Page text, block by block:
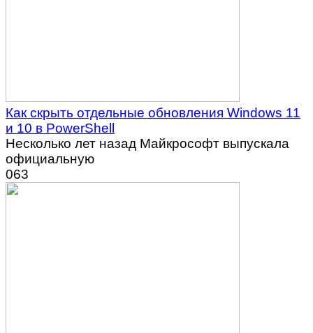
Как скрыть отдельные обновления Windows 11
и 10 в PowerShell
Несколько лет назад Майкрософт выпускала
официальную
063